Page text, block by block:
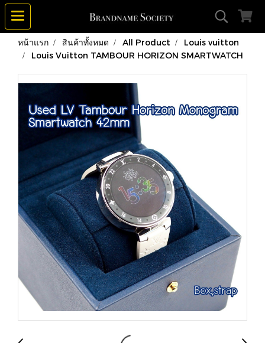
หน้าแรก สินค้าทั้งหมด All Product
Louis vuitton
Louis Vuitton TAMBOUR HORIZON SMARTWATCH